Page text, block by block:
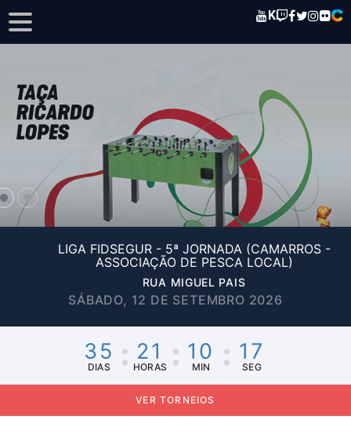
K
LIGA FIDSEGUR - 5ª JORNADA (CAMARROS -
ASSOCIAÇÃO DE PESCA LOCAL)
RUA MIGUEL PAIS
SÁBADO, 12 DE SETEMBRO 2026
35
DIAS
21
HORAS
10
MIN
17
SEG
VER TORNEIOS